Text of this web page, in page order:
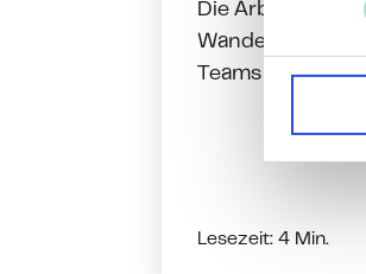
s
e
e
c
Die Arbeitswelt
Wandel: Remote
Teams und
Lesezeit: 4 Min.